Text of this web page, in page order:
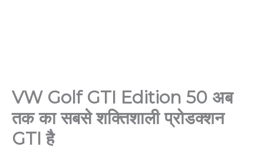
VW Golf GTI Edition 50 अब
तक का सबसे शक्तिशाली प्रोडक्शन
GTI है